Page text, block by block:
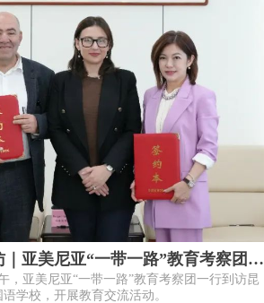
｜亚美尼亚“一带一路”教育考察团来
访问
，亚美尼亚“一带一路”教育考察团一行到访昆
学校，开展教育交流活动。